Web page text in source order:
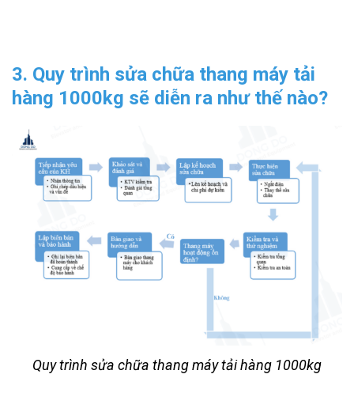
3. Quy trình sửa chữa thang máy tải
hàng 1000kg sẽ diễn ra như thế nào?
Quy trình sửa chữa thang máy tải hàng 1000kg